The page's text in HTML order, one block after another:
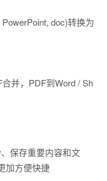
doc)转换为
并，PDF到Word / Sh
保存重要内容和文
加方便快捷